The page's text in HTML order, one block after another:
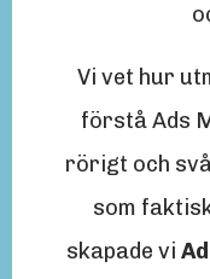
Vi vet hur
förstå Ads
rörigt och
som
skapade vi